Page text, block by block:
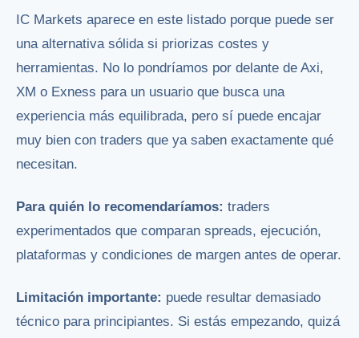
IC Markets aparece en este listado porque puede ser
una alternativa sólida si priorizas costes y
herramientas. No lo pondríamos por delante de Axi,
XM o Exness para un usuario que busca una
experiencia más equilibrada, pero sí puede encajar
muy bien con traders que ya saben exactamente qué
necesitan.
Para quién lo recomendaríamos: traders
experimentados que comparan spreads, ejecución,
plataformas y condiciones de margen antes de operar.
Limitación importante: puede resultar demasiado
técnico para principiantes. Si estás empezando, quizá